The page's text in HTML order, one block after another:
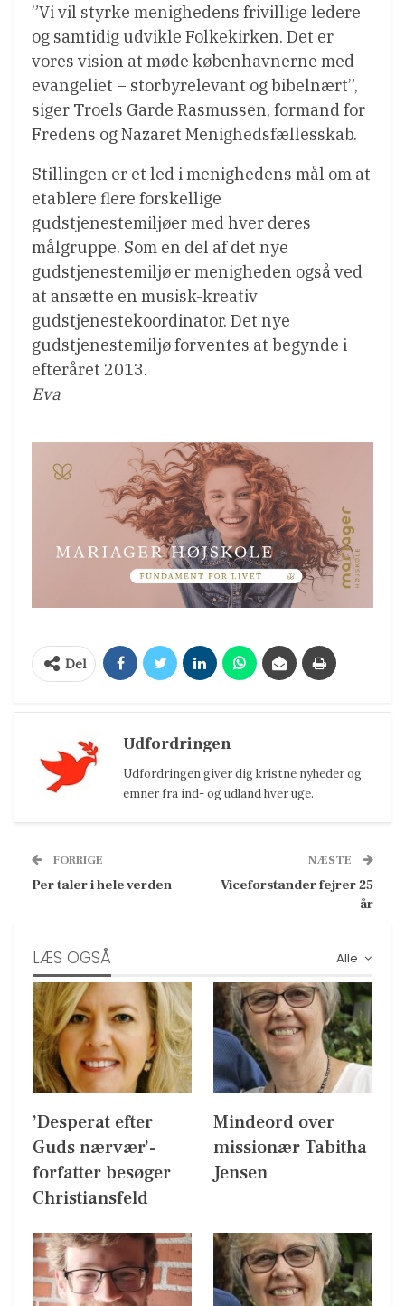
”Vi vil styrke menighedens frivillige ledere
og samtidig udvikle Folkekirken. Det er
vores vision at møde københavnerne med
evangeliet – storbyrelevant og bibelnært”,
siger Troels Garde Rasmussen, formand for
Fredens og Nazaret Menighedsfællesskab.
Stillingen er et led i menighedens mål om at
etablere flere forskellige
gudstjenestemiljøer med hver deres
målgruppe. Som en del af det nye
gudstjenestemiljø er menigheden også ved
at ansætte en musisk-kreativ
gudstjenestekoordinator. Det nye
gudstjenestemiljø forventes at begynde i
efteråret 2013.
Eva
Del
Udfordringen
Udfordringen giver dig kristne nyheder og
emner fra ind- og udland hver uge.
FORRIGE
Per taler i hele verden
NÆSTE
Viceforstander fejrer 25
år
Alle
LÆS OGSÅ
’Desperat efter
Guds nærvær’-
forfatter besøger
Christiansfeld
Mindeord over
missionær Tabitha
Jensen